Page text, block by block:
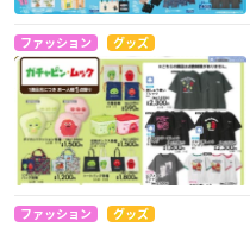
ファッション グッズ
ファッション グッズ